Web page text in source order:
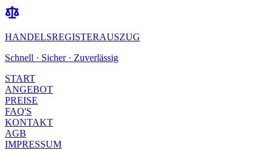
HANDELSREGISTERAUSZUG
Schnell · Sicher · Zuverlässig
START
ANGEBOT
PREISE
FAQ'S
KONTAKT
AGB
IMPRESSUM